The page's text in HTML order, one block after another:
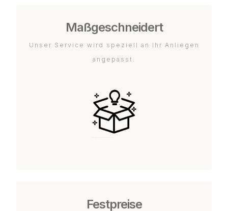
Maßgeschneidert
Unser Service wird speziell an Ihr Anliegen
angepasst.
Festpreise